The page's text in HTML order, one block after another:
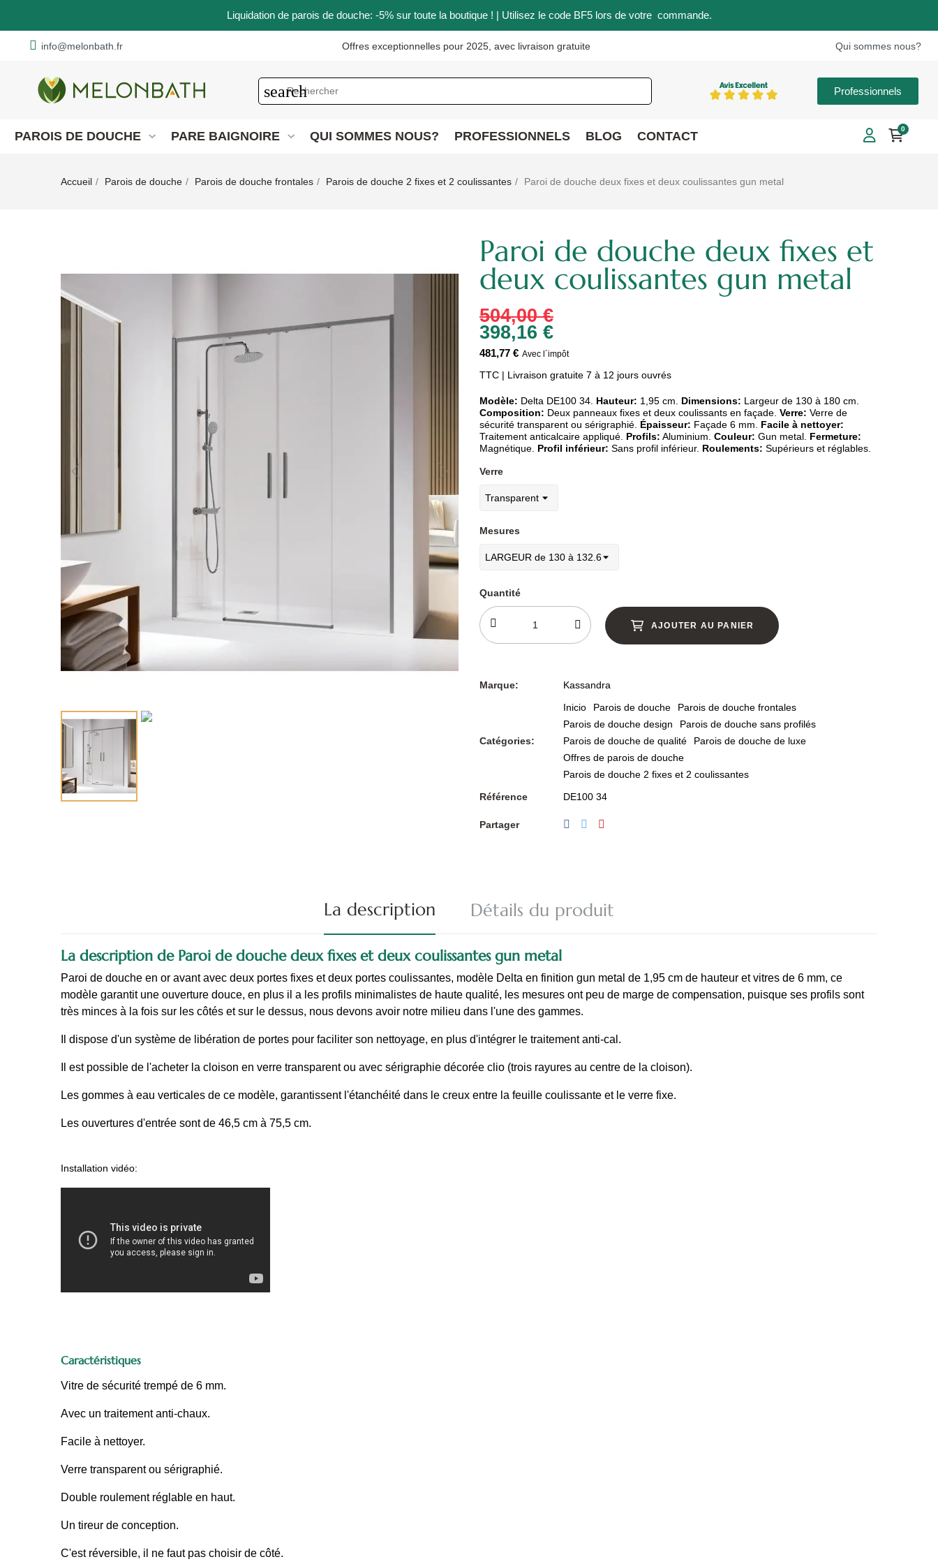
Liquidation de parois de douche: -5% sur toute la boutique ! | Utilisez le code BF5 lors de votre commande.
info@melonbath.fr Offres exceptionnelles pour 2025, avec livraison gratuite Qui sommes nous?
search Professionnels
PAROIS DE DOUCHE PARE BAIGNOIRE QUI SOMMES NOUS? PROFESSIONNELS BLOG CONTACT
0
Accueil Parois de douche Parois de douche frontales Parois de douche 2 fixes et 2 coulissantes Paroi de douche deux fixes et deux coulissantes gun metal
Paroi de douche deux fixes et
deux coulissantes gun metal
504,00 €
398,16 €
481,77 € Avec l´impôt
TTC | Livraison gratuite 7 à 12 jours ouvrés
Modèle: Delta DE100 34. Hauteur: 1,95 cm. Dimensions: Largeur de 130 à 180 cm.
Composition: Deux panneaux fixes et deux coulissants en façade. Verre: Verre de
sécurité transparent ou sérigraphié. Épaisseur: Façade 6 mm. Facile à nettoyer:
Traitement anticalcaire appliqué. Profils: Aluminium. Couleur: Gun metal. Fermeture:
Magnétique. Profil inférieur: Sans profil inférieur. Roulements: Supérieurs et réglables.
Verre
Mesures
Quantité
AJOUTER AU PANIER
Marque: Kassandra
Catégories:
Inicio Parois de douche
Parois de douche frontales
Parois de douche design
Parois de douche sans profilés
Parois de douche de qualité
Parois de douche de luxe
Offres de parois de douche
Parois de douche 2 fixes et 2 coulissantes
Référence
DE100 34
Partager
La description Détails du produit
La description de Paroi de douche deux fixes et deux coulissantes gun metal
Paroi de douche en or avant avec deux portes fixes et deux portes coulissantes, modèle Delta en finition gun metal de 1,95 cm de hauteur et vitres de 6 mm, ce
modèle garantit une ouverture douce, en plus il a les profils minimalistes de haute qualité, les mesures ont peu de marge de compensation, puisque ses profils sont
très minces à la fois sur les côtés et sur le dessus, nous devons avoir notre milieu dans l'une des gammes.
Il dispose d'un système de libération de portes pour faciliter son nettoyage, en plus d'intégrer le traitement anti-cal.
Il est possible de l'acheter la cloison en verre transparent ou avec sérigraphie décorée clio (trois rayures au centre de la cloison).
Les gommes à eau verticales de ce modèle, garantissent l'étanchéité dans le creux entre la feuille coulissante et le verre fixe.
Les ouvertures d'entrée sont de 46,5 cm à 75,5 cm.
Installation vidéo:
Caractéristiques
Vitre de sécurité trempé de 6 mm.
Avec un traitement anti-chaux.
Facile à nettoyer.
Verre transparent ou sérigraphié.
Double roulement réglable en haut.
Un tireur de conception.
C'est réversible, il ne faut pas choisir de côté.